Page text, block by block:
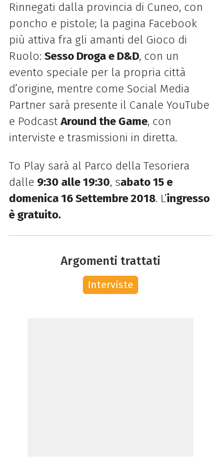
Rinnegati dalla provincia di Cuneo, con
poncho e pistole; la pagina Facebook
più attiva fra gli amanti del Gioco di
Ruolo: Sesso Droga e D&D, con un
evento speciale per la propria città
d’origine, mentre come Social Media
Partner sarà presente il Canale YouTube
e PodcastAround the Game, con
interviste e trasmissioni in diretta.
To Play sarà al Parco della Tesoriera
dalle 9:30 alle 19:30, sabato 15 e
domenica 16 Settembre 2018. L’ingresso
è gratuito.
Argomenti trattati
Interviste